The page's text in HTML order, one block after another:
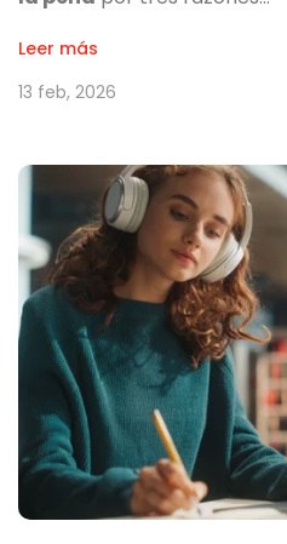
Leer más
13 feb, 2026